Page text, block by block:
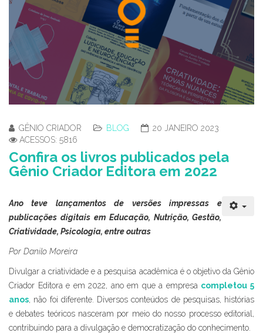
GÊNIO CRIADOR BLOG
20 JANEIRO 2023
ACESSOS: 5816
Confira os livros publicados pela
Gênio Criador Editora em 2022
Ano teve lançamentos de versões impressas e
publicações digitais em Educação, Nutrição, Gestão,
Criatividade, Psicologia, entre outras
Por Danilo Moreira
Divulgar a criatividade e a pesquisa acadêmica é o objetivo da Gênio
Criador Editora e em 2022, ano em que a empresa completou 5
anos, não foi diferente. Diversos conteúdos de pesquisas, histórias
e debates teóricos nasceram por meio do nosso processo editorial,
contribuindo para a divulgação e democratização do conhecimento.